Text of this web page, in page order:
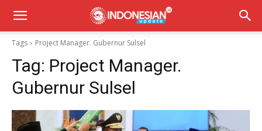
Tags Project Manager. Gubernur Sulsel
Tag: Project Manager.
Gubernur Sulsel